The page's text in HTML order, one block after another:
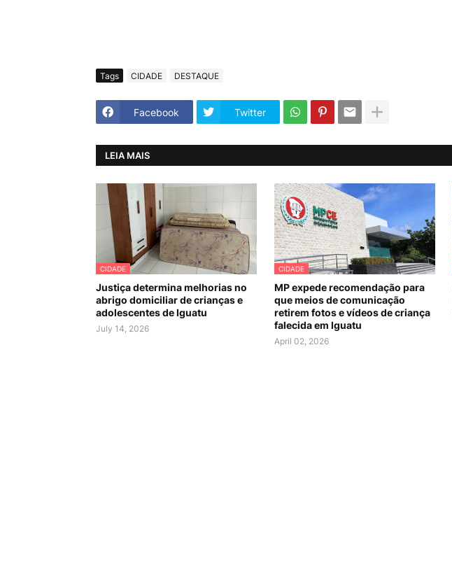
Tags CIDADE DESTAQUE
Facebook Twitter
LEIA MAIS
CIDADE
Justiça determina melhorias no
abrigo domiciliar de crianças e
adolescentes de Iguatu
July 14, 2026
CIDADE
MP expede recomendação para
que meios de comunicação
retirem fotos e vídeos de criança
falecida em Iguatu
April 02, 2026